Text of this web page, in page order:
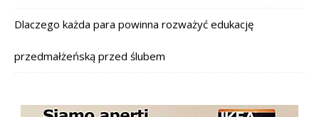
Dlaczego każda para powinna rozważyć edukację
przedmałżeńską przed ślubem